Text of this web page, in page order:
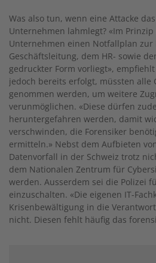
Was also tun, wenn eine Attacke
Unternehmen lahmlegt? «Im
Unternehmen einen Notfallplan
Geschäftsleitung, dem HR- sowie
gedruckter Form vorliegt»,
jedoch bereits erfolgt, müssten alle
genommen werden, um weitere
verunmöglichen. «Diese dürfen
heruntergefahren werden, damit
verschwinden, die Forensiker
ermitteln.» Nebst dem Aufbieten
Datenvorfall in der Schweiz trotz
dem Nationalen Zentrum für
werden. Ausserdem sei die Polizei
einzuschalten. «Die eigenen IT-
Krisenbewältigung in die
nicht. Diesen fehlt häufig das